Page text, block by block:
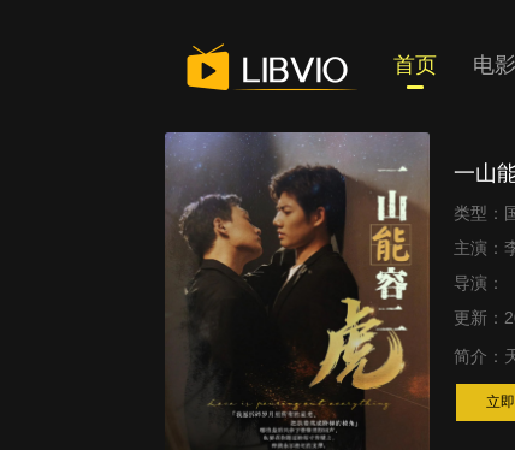
首页 电影
一山
类型：
主演：
导演：
更新：
简介：
立